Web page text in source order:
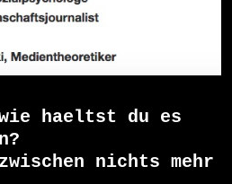
haeltst du es
nichts mehr